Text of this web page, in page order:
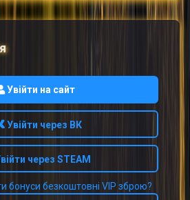
Увійти на сайт
Увійти через ВК
через STEAM
бонуси безкоштовні VIP зброю?